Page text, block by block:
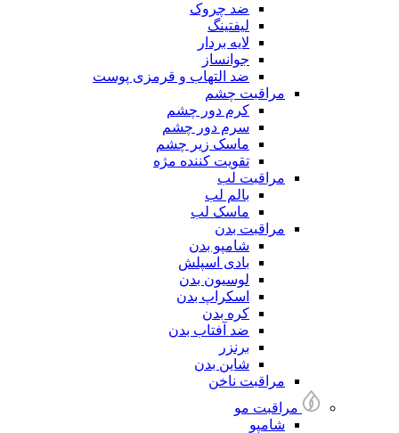
ضد چروک
لیفتینگ
لایه بردار
جوانساز
ضد التهاب و قرمزی پوست
مراقبت چشم
کرم دور چشم
سرم دور چشم
ماسک زیر چشم
تقویت کننده مژه
مراقبت لب
بالم لب
ماسک لب
مراقبت بدن
شامپو بدن
بادی اسپلش
لوسیون بدن
اسکراپ بدن
کره بدن
ضد آفتاب بدن
برنزر
شاین بدن
مراقبت ناخن
مراقبت مو
شامپو